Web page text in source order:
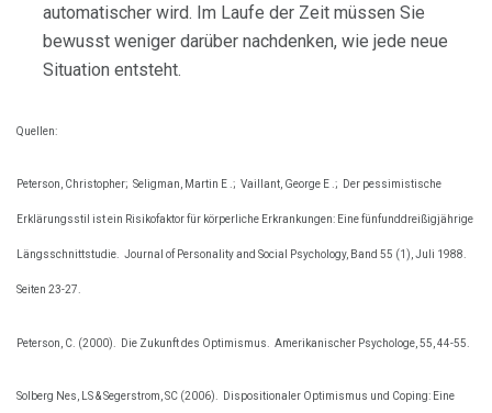
automatischer wird. Im Laufe der Zeit müssen Sie
bewusst weniger darüber nachdenken, wie jede neue
Situation entsteht.
Quellen:
Peterson, Christopher; Seligman, Martin E .; Vaillant, George E .; Der pessimistische
Erklärungsstil ist ein Risikofaktor für körperliche Erkrankungen: Eine fünfunddreißigjährige
Längsschnittstudie. Journal of Personality and Social Psychology, Band 55 (1), Juli 1988.
Seiten 23-27.
Peterson, C. (2000). Die Zukunft des Optimismus. Amerikanischer Psychologe, 55, 44-55.
Solberg Nes, LS & Segerstrom, SC (2006). Dispositionaler Optimismus und Coping: Eine